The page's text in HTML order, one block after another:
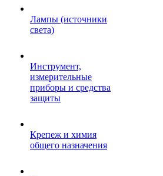
Лампы (источники
света)
Инструмент,
измерительные
приборы и средства
защиты
Крепеж и химия
общего назначения